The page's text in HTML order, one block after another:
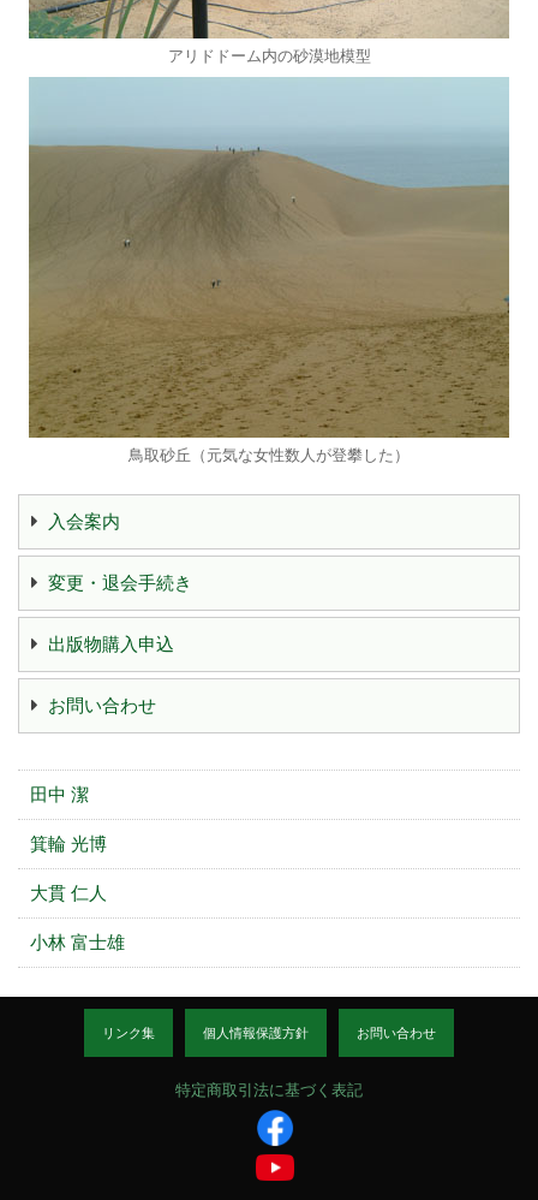
アリドドーム内の砂漠地模型
鳥取砂丘（元気な女性数人が登攀した）
入会案内
変更・退会手続き
出版物購入申込
お問い合わせ
田中 潔
箕輪 光博
大貫 仁人
小林 富士雄
リンク集 個人情報保護方針 お問い合わせ
特定商取引法に基づく表記